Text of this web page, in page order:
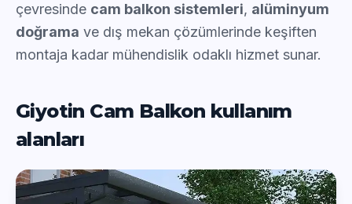
çevresinde cam balkon sistemleri, alüminyum
doğrama ve dış mekan çözümlerinde keşiften
montaja kadar mühendislik odaklı hizmet sunar.
Giyotin Cam Balkon kullanım
alanları